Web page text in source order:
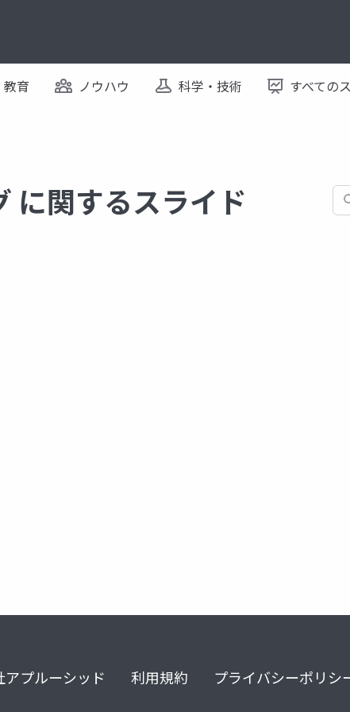
教育 ノウハウ 科学・技術 すべての
に関するスライド 検
プルーシッド 利用規約 プライバシーポリシ